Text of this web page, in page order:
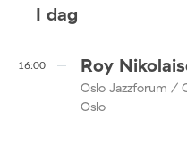
I dag
16:00 Roy
Oslo Jazzforum /
Oslo